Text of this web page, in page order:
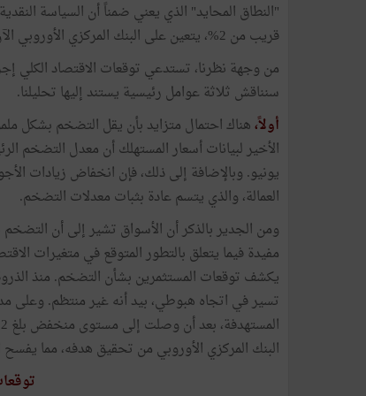
"النطاق المحايد" الذي يعني ضمناً أن السياسة
قريب من 2%، يتعين على البنك المركزي الأوروبي الآن أن يقوم بضبط سعر الفائدة النهائي المناسب.
من وجهة نظرنا، تستدعي توقعات الاقتصاد الكلي
سنناقش ثلاثة عوامل رئيسية يستند إليها تحليلنا.
أولاً،
يونيو. وبالإضافة إلى ذلك، فإن انخفاض زيادات
العمالة، والذي يتسم عادة بثبات معدلات التضخم.
ومن الجدير بالذكر أن الأسواق تشير إلى أن
مفيدة فيما يتعلق بالتطور المتوقع في متغيرات
البنك المركزي الأوروبي من تحقيق هدفه، مما